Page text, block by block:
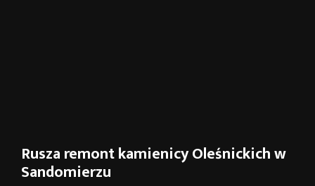
Rusza remont kamienicy Oleśnickich w
Sandomierzu